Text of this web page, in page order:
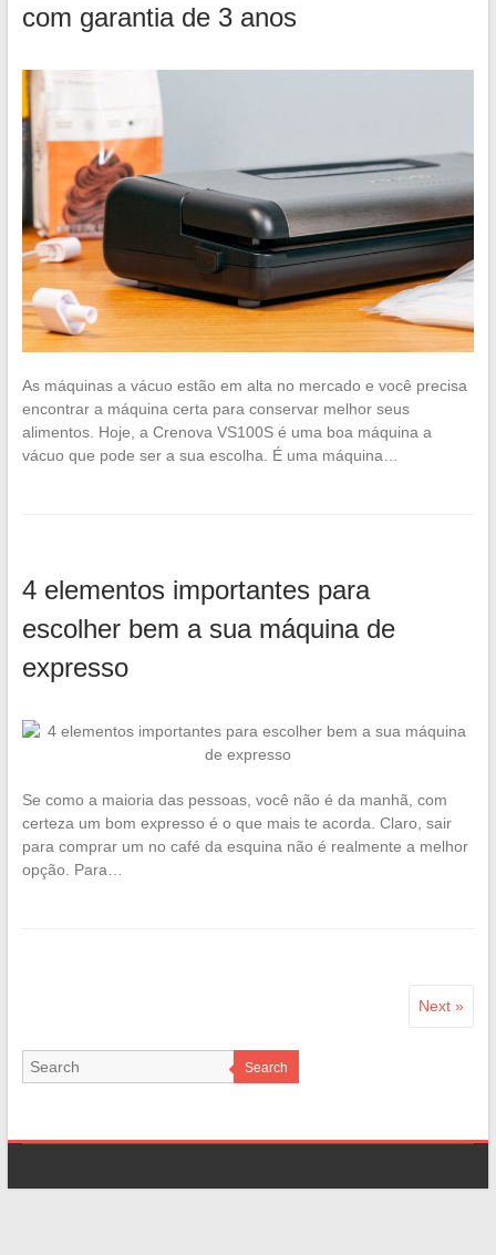
com garantia de 3 anos
As máquinas a vácuo estão em alta no mercado e você precisa
encontrar a máquina certa para conservar melhor seus
alimentos. Hoje, a Crenova VS100S é uma boa máquina a
vácuo que pode ser a sua escolha. É uma máquina…
4 elementos importantes para
escolher bem a sua máquina de
expresso
Se como a maioria das pessoas, você não é da manhã, com
certeza um bom expresso é o que mais te acorda. Claro, sair
para comprar um no café da esquina não é realmente a melhor
opção. Para…
Next »
Search